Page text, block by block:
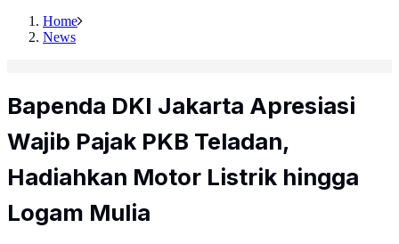
Home
News
Bapenda DKI Jakarta Apresiasi
Wajib Pajak PKB Teladan,
Hadiahkan Motor Listrik hingga
Logam Mulia